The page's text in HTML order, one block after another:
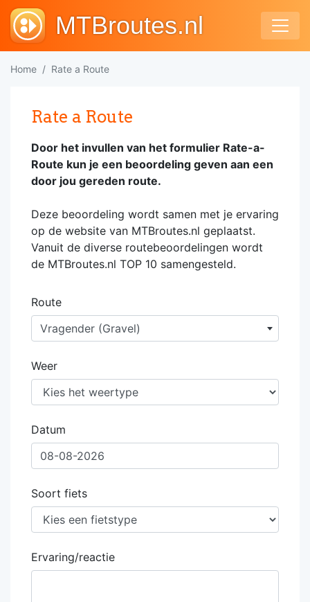
MTBroutes.nl
Home Rate a Route
Rate a Route
Door het invullen van het formulier Rate-a-
Route kun je een beoordeling geven aan een
door jou gereden route.
Deze beoordeling wordt samen met je ervaring
op de website van MTBroutes.nl geplaatst.
Vanuit de diverse routebeoordelingen wordt
de MTBroutes.nl TOP 10 samengesteld.
Route
Vragender (Gravel)
Weer
Datum
Soort fiets
Ervaring/reactie